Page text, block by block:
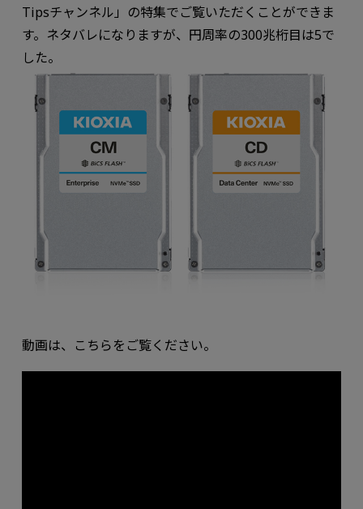
Tipsチャンネル」の特集でご覧いただくことができま
す。ネタバレになりますが、円周率の300兆桁目は5で
した。
動画は、こちらをご覧ください。